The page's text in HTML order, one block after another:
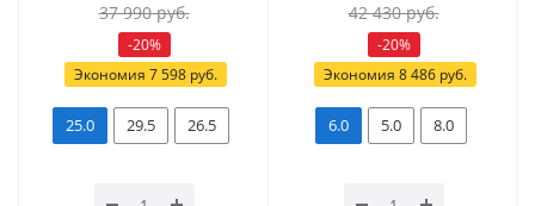
37 990руб.
-20%
Экономия 7 598 руб.
25.0 29.5 26.5
42 430руб.
-20%
Экономия 8 486 руб.
6.0 5.0 8.0